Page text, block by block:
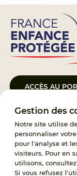
Gestion des
Notre site utilise
personnaliser
pour l'analyse et
visiteurs. Pour en
utilisons,
Si vous refusez
ACCÈS AU
Le Groupement
janvier 2023, a pour
119,
demandes d’accès
Protégée est
l’ensemble des
politique publique à